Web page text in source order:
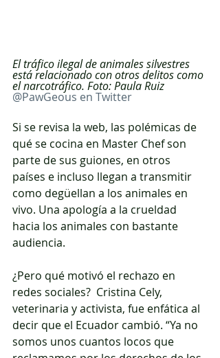
El tráfico ilegal de animales silvestres
está relacionado con otros delitos como
el narcotráfico. Foto: Paula Ruiz
@PawGeous en Twitter
Si se revisa la web, las polémicas de
qué se cocina en Master Chef son
parte de sus guiones, en otros
países e incluso llegan a transmitir
como degüellan a los animales en
vivo. Una apología a la crueldad
hacia los animales con bastante
audiencia.
¿Pero qué motivó el rechazo en
redes sociales?  Cristina Cely,
veterinaria y activista, fue enfática al
decir que el Ecuador cambió. “Ya no
somos unos cuantos locos que